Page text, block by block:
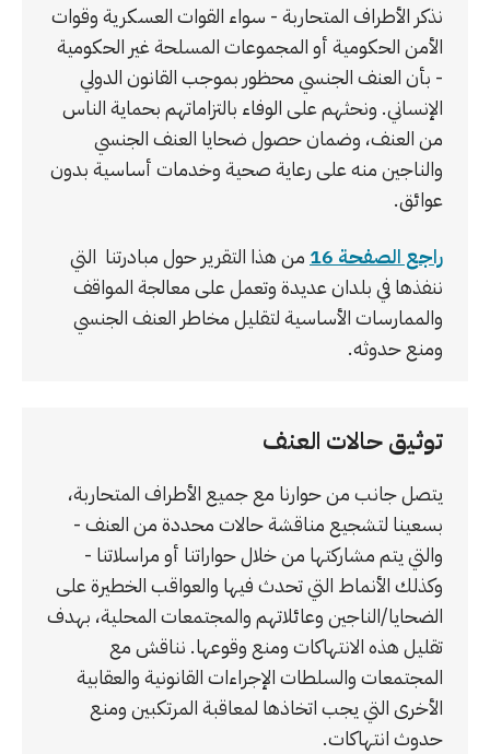
نذكر الأطراف المتحاربة - سواء القوات العسكرية وقوات
الأمن الحكومية أو المجموعات المسلحة غير الحكومية
- بأن العنف الجنسي محظور بموجب القانون الدولي
الإنساني. ونحثهم على الوفاء بالتزاماتهم بحماية الناس
من العنف، وضمان حصول ضحايا العنف الجنسي
والناجين منه على رعاية صحية وخدمات أساسية بدون
عوائق.
راجع الصفحة 16
من هذا التقرير حول مبادرتنا التي
ننفذها في بلدان عديدة وتعمل على معالجة المواقف
والممارسات الأساسية لتقليل مخاطر العنف الجنسي
ومنع حدوثه.
توثيق حالات العنف
يتصل جانب من حوارنا مع جميع الأطراف المتحاربة،
بسعينا لتشجيع مناقشة حالات محددة من العنف -
والتي يتم مشاركتها من خلال حواراتنا أو مراسلاتنا -
وكذلك الأنماط التي تحدث فيها والعواقب الخطيرة على
الضحايا/الناجين وعائلاتهم والمجتمعات المحلية، بهدف
تقليل هذه الانتهاكات ومنع وقوعها. نناقش مع
المجتمعات والسلطات الإجراءات القانونية والعقابية
الأخرى التي يجب اتخاذها لمعاقبة المرتكبين ومنع
حدوث انتهاكات.